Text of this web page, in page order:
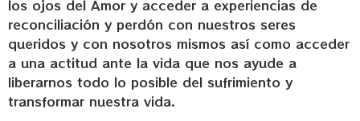
los ojos del Amor y acceder a experiencias de
reconciliación y perdón con nuestros seres
queridos y con nosotros mismos así como acceder
a una actitud ante la vida que nos ayude a
liberarnos todo lo posible del sufrimiento y
transformar nuestra vida.